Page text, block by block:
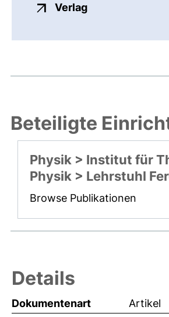
Verlagexterner Link,
Beteiligte
Physik > Institut für
Physik > Lehrstuhl
Browse Publikationen
Details
Dokumentenart
Artikel